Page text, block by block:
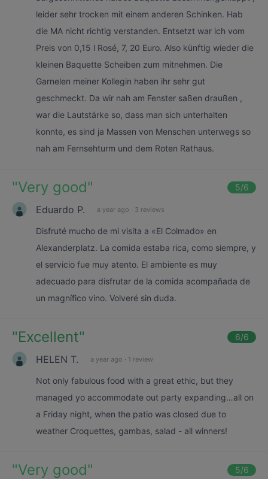
leider sehr trocken mit einem anderen Schinken. Hab
die MA nicht richtig verstanden. Entsetzt war ich vom
Preis von 0,15 l Rosé, 7, 20 Euro. Also künftig wieder die
kleinen Baquette Scheiben zum mitnehmen. Die
Garnelen meiner Kollegin haben ihr sehr gut
geschmeckt. Da wir nah am Fenster saßen draußen ,
war die Lautstärke so, dass man sich unterhalten
konnte, es sind ja Massen von Menschen unterwegs so
nah am Fernsehturm und dem Roten Rathaus.
"Very good" 5/6
Eduardo P. a year ago · 3 reviews
Disfruté mucho de mi visita a «El Colmado» en
Alexanderplatz. La comida estaba rica, como siempre, y
el servicio fue muy atento. El ambiente es muy
adecuado para disfrutar de la comida acompañada de
un magnífico vino. Volveré sin duda.
"Excellent" 6/6
HELEN T. a year ago · 1 review
Not only fabulous food with a great ethic, but they
managed yo accommodate out party expanding…all on
a Friday night, when the patio was closed due to
weather Croquettes, gambas, salad - all winners!
"Very good" 5/6